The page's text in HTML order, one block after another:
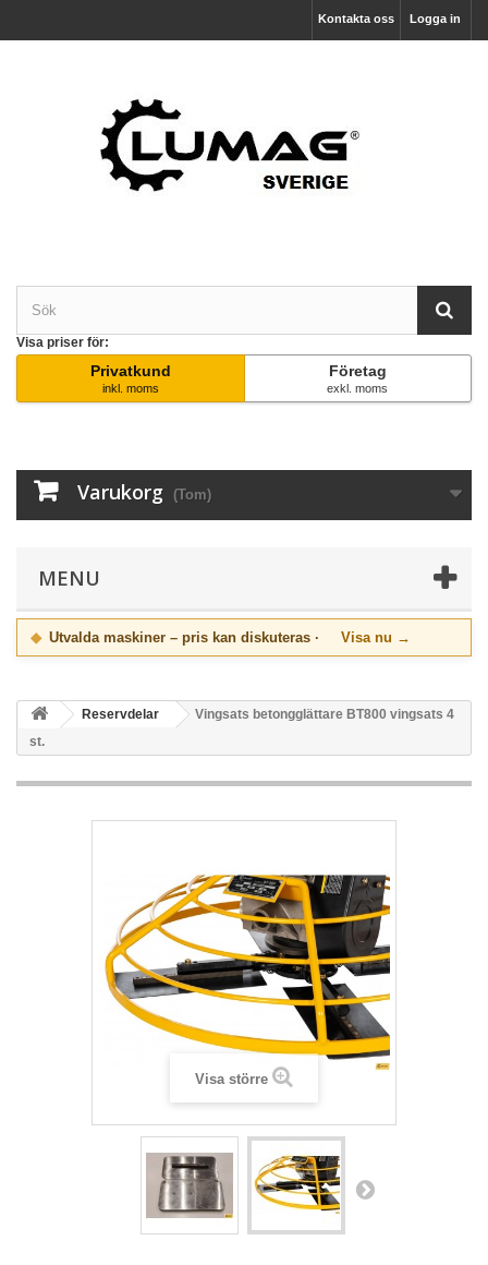
Logga in
Kontakta oss
Visa priser för:
Privatkund
inkl. moms
Företag
exkl. moms
Varukorg (Tom)
MENU
◆ Utvalda maskiner – pris kan diskuteras · Visa nu →
Reservdelar
Vingsats betongglättare BT800 vingsats 4
st.
Visa större